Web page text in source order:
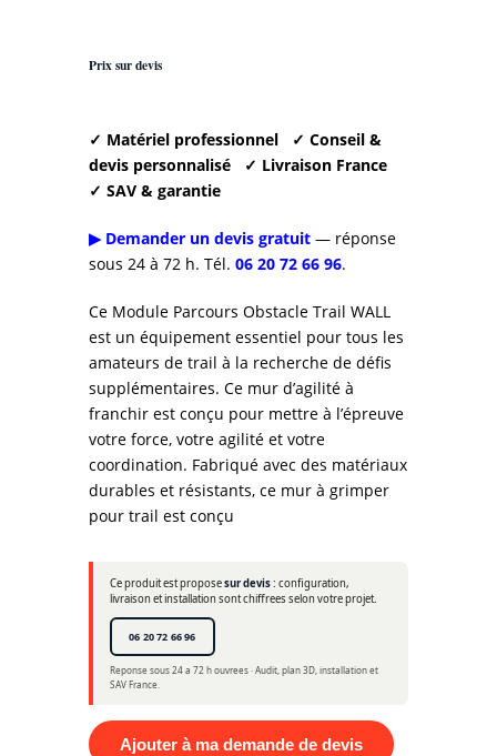
Prix sur devis
✓ Matériel professionnel
✓ Conseil &
devis personnalisé
✓ Livraison France
✓ SAV & garantie
▶ Demander un devis gratuit — réponse
sous 24 à 72 h. Tél. 06 20 72 66 96.
Ce Module Parcours Obstacle Trail WALL
est un équipement essentiel pour tous les
amateurs de trail à la recherche de défis
supplémentaires. Ce mur d’agilité à
franchir est conçu pour mettre à l’épreuve
votre force, votre agilité et votre
coordination. Fabriqué avec des matériaux
durables et résistants, ce mur à grimper
pour trail est conçu
Ce produit est proposesur devis: configuration,
livraison et installation sont chiffrees selon votre projet.
06 20 72 66 96
Reponse sous 24 a 72 h ouvrees · Audit, plan 3D, installation et
SAV France.
Ajouter à ma demande de devis